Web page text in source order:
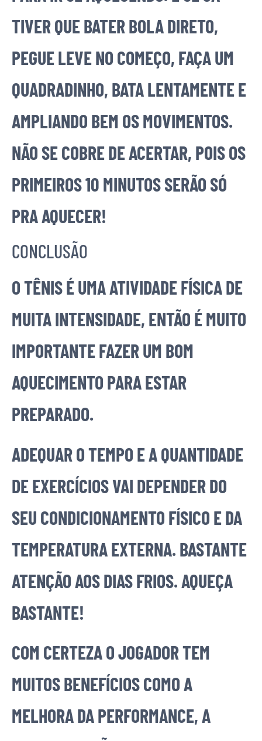
TIVER QUE BATER BOLA DIRETO,
PEGUE LEVE NO COMEÇO, FAÇA UM
QUADRADINHO, BATA LENTAMENTE E
AMPLIANDO BEM OS MOVIMENTOS.
NÃO SE COBRE DE ACERTAR, POIS OS
PRIMEIROS 10 MINUTOS SERÃO SÓ
PRA AQUECER!
CONCLUSÃO
O TÊNIS É UMA ATIVIDADE FÍSICA DE
MUITA INTENSIDADE, ENTÃO É MUITO
IMPORTANTE FAZER UM BOM
AQUECIMENTO PARA ESTAR
PREPARADO.
ADEQUAR O TEMPO E A QUANTIDADE
DE EXERCÍCIOS VAI DEPENDER DO
SEU CONDICIONAMENTO FÍSICO E DA
TEMPERATURA EXTERNA. BASTANTE
ATENÇÃO AOS DIAS FRIOS. AQUEÇA
BASTANTE!
COM CERTEZA O JOGADOR TEM
MUITOS BENEFÍCIOS COMO A
MELHORA DA PERFORMANCE, A